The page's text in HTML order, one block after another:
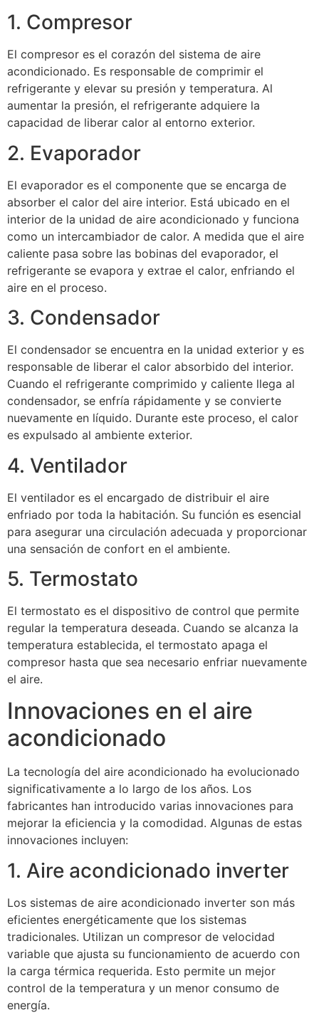
1. Compresor
El compresor es el corazón del sistema de aire
acondicionado. Es responsable de comprimir el
refrigerante y elevar su presión y temperatura. Al
aumentar la presión, el refrigerante adquiere la
capacidad de liberar calor al entorno exterior.
2. Evaporador
El evaporador es el componente que se encarga de
absorber el calor del aire interior. Está ubicado en el
interior de la unidad de aire acondicionado y funciona
como un intercambiador de calor. A medida que el aire
caliente pasa sobre las bobinas del evaporador, el
refrigerante se evapora y extrae el calor, enfriando el
aire en el proceso.
3. Condensador
El condensador se encuentra en la unidad exterior y es
responsable de liberar el calor absorbido del interior.
Cuando el refrigerante comprimido y caliente llega al
condensador, se enfría rápidamente y se convierte
nuevamente en líquido. Durante este proceso, el calor
es expulsado al ambiente exterior.
4. Ventilador
El ventilador es el encargado de distribuir el aire
enfriado por toda la habitación. Su función es esencial
para asegurar una circulación adecuada y proporcionar
una sensación de confort en el ambiente.
5. Termostato
El termostato es el dispositivo de control que permite
regular la temperatura deseada. Cuando se alcanza la
temperatura establecida, el termostato apaga el
compresor hasta que sea necesario enfriar nuevamente
el aire.
Innovaciones en el aire
acondicionado
La tecnología del aire acondicionado ha evolucionado
significativamente a lo largo de los años. Los
fabricantes han introducido varias innovaciones para
mejorar la eficiencia y la comodidad. Algunas de estas
innovaciones incluyen:
1. Aire acondicionado inverter
Los sistemas de aire acondicionado inverter son más
eficientes energéticamente que los sistemas
tradicionales. Utilizan un compresor de velocidad
variable que ajusta su funcionamiento de acuerdo con
la carga térmica requerida. Esto permite un mejor
control de la temperatura y un menor consumo de
energía.